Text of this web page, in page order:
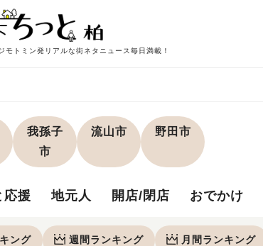
モトミン発リアルな街ネタニュース毎日満載！
我孫子
市
流山市 野田市
応援 地元人 開店/閉店 おでかけ
ング 週間 ランキング 月間 ランキング